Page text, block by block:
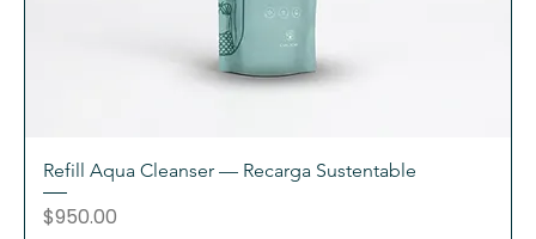
Refill Aqua Cleanser — Recarga Sustentable
Precio
$950.00